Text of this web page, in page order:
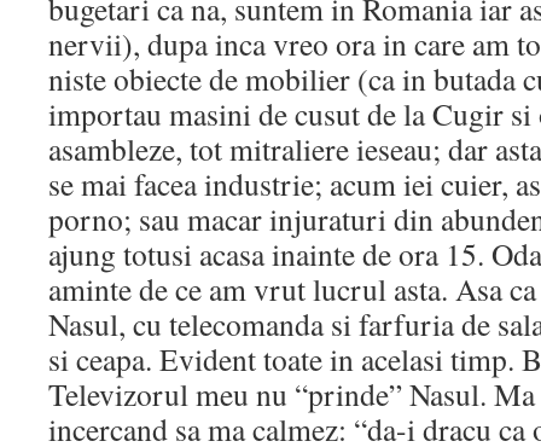
bugetari ca na, suntem in Romania iar
nervii), dupa inca vreo ora in care am
niste obiecte de mobilier (ca in butada
importau masini de cusut de la Cugir
asambleze, tot mitraliere ieseau; dar
se mai facea industrie; acum iei cuier,
porno; sau macar injuraturi din
ajung totusi acasa inainte de ora 15.
aminte de ce am vrut lucrul asta. Asa
Nasul, cu telecomanda si farfuria de
si ceapa. Evident toate in acelasi timp.
Televizorul meu nu “prinde” Nasul.
incercand sa ma calmez: “da-i dracu